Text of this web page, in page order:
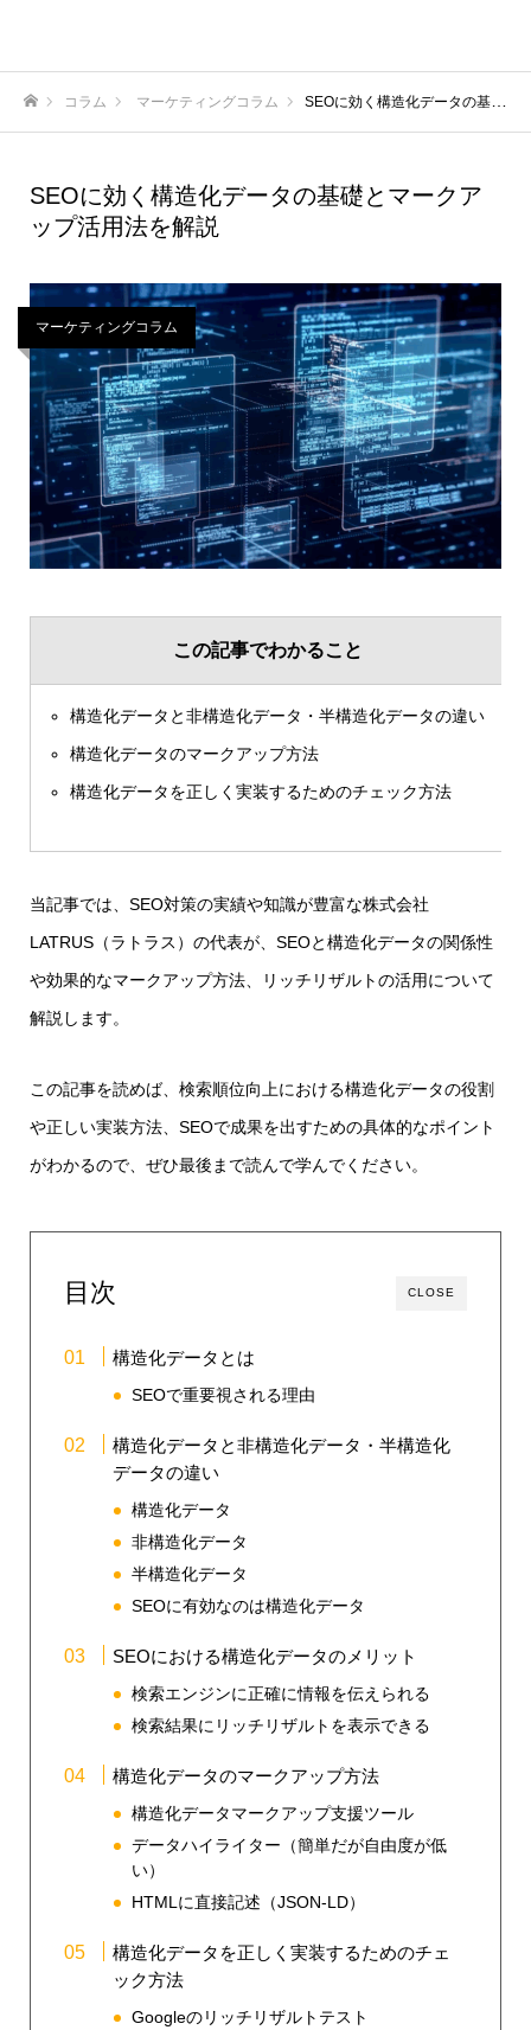
コラム マーケティングコラム SEOに効く構造化データの基礎とマークアップ活用法を解説
SEOに効く構造化データの基礎とマークア
ップ活用法を解説
マーケティングコラム
この記事でわかること
構造化データと非構造化データ・半構造化データの違い
構造化データのマークアップ方法
構造化データを正しく実装するためのチェック方法
当記事では、SEO対策の実績や知識が豊富な株式会社
LATRUS（ラトラス）の代表が、SEOと構造化データの関係性
や効果的なマークアップ方法、リッチリザルトの活用について
解説します。
この記事を読めば、検索順位向上における構造化データの役割
や正しい実装方法、SEOで成果を出すための具体的なポイント
がわかるので、ぜひ最後まで読んで学んでください。
CLOSE
目次
構造化データとは
SEOで重要視される理由
構造化データと非構造化データ・半構造化
データの違い
構造化データ
非構造化データ
半構造化データ
SEOに有効なのは構造化データ
SEOにおける構造化データのメリット
検索エンジンに正確に情報を伝えられる
検索結果にリッチリザルトを表示できる
構造化データのマークアップ方法
構造化データマークアップ支援ツール
データハイライター（簡単だが自由度が低
い）
HTMLに直接記述（JSON-LD）
構造化データを正しく実装するためのチェ
ック方法
Googleのリッチリザルトテスト